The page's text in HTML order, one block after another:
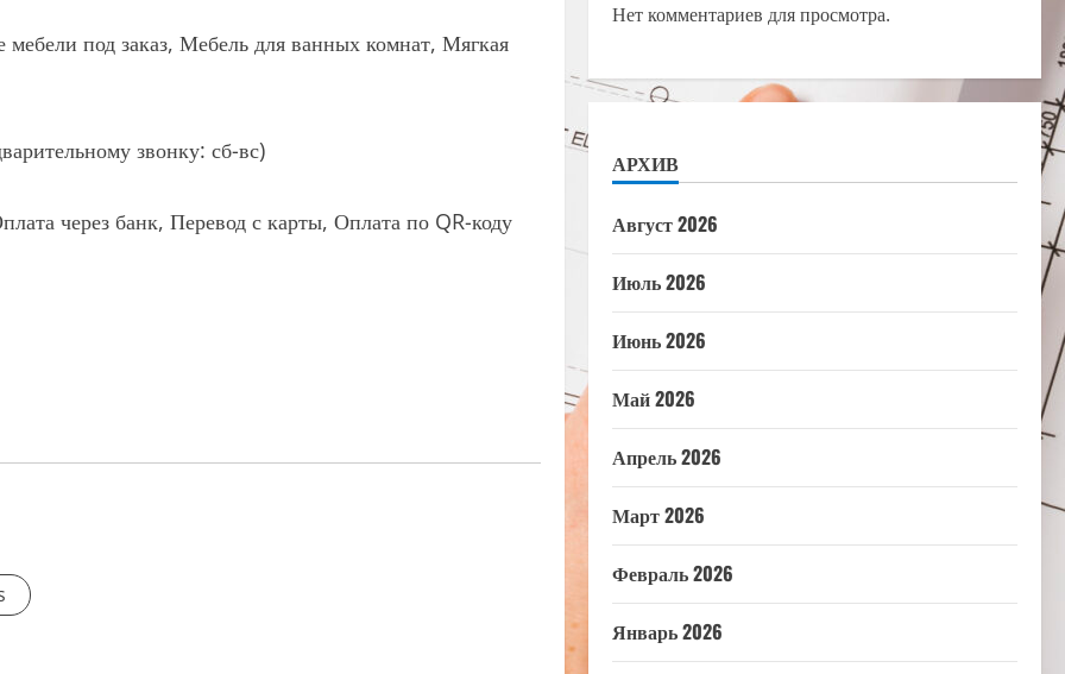
мебели под заказ, Мебель для ванных комнат, Мягкая
звонку: сб-вс)
через банк, Перевод с карты, Оплата по QR-коду
Нет комментариев для просмотра.
АРХИВ
Август 2026
Июль 2026
Июнь 2026
Май 2026
Апрель 2026
Март 2026
Февраль 2026
Январь 2026